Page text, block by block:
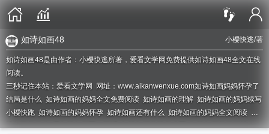
小樱快逃/著
如诗如画48
如诗如画48是由作者：小樱快逃所著，爱看文学网免费提供如诗如画48全文在线
阅读。
三秒记住本站：爱看文学网 网址：www.aikanwenxue.com如诗如画妈妈怀孕了
结局是什么 如诗如画的妈妈全文免费阅读 如诗如画的理解 如诗如画的妈妈续写
小樱快跑 如诗如画的妈妈怀孕 如诗如画还有什么 如诗如画的妈妈全文阅读 如
诗如画的什么用如诗如画写一段话如诗如画的诗怎么写如诗如画的妈妈结